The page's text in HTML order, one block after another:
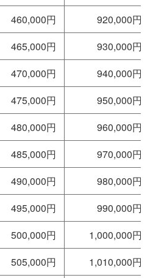
460,000円
920,000円
465,000円
930,000円
470,000円
940,000円
475,000円
950,000円
480,000円
960,000円
485,000円
970,000円
490,000円
980,000円
495,000円
990,000円
500,000円
1,000,000円
505,000円 1,010,000円